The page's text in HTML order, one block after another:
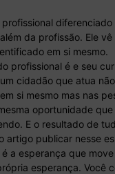
da profissão. Ele
em si mesmo.
profissional é e seu
cidadão que atua
si mesmo mas nas
oportunidade que
E o resultado de
artigo publicar nesse
a esperança que
esperança. Você